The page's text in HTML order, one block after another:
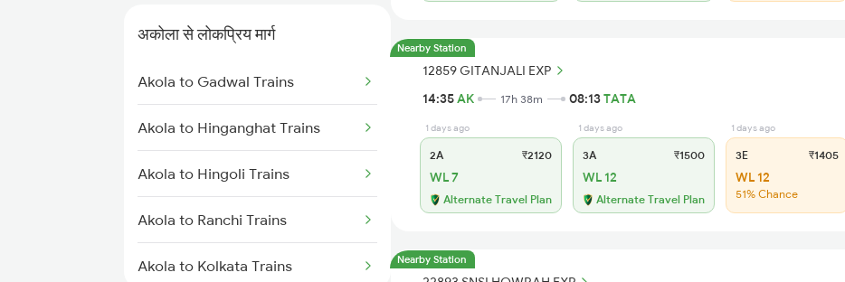
Akola to Pulgaon Trains
Ghatshila to Bhubaneswar Trains
Ghatshila to Rupsa Trains
Ghatshila to Bamra Trains
Ghatshila to Bilaspur Trains
अकोला से लोकप्रिय मार्ग
Akola to Gadwal Trains
Akola to Hinganghat Trains
Akola to Hingoli Trains
Akola to Ranchi Trains
Akola to Kolkata Trains
Nearby Station
12859 GITANJALI EXP
14:35AK 17h 38m 08:13TATA
1 days ago
2A ₹2120
WL 7
Alternate Travel Plan
1 days ago
3A ₹1500
WL 12
Alternate Travel Plan
1 days ago
3E ₹1405
WL 12
51% Chance
Nearby Station